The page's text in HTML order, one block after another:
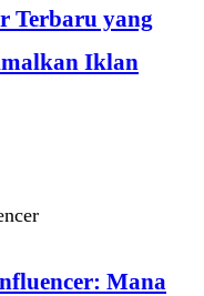
Terbaru yang
Iklan
Mana